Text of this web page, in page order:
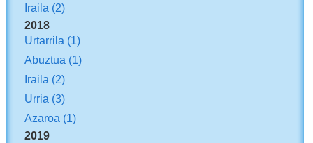
Iraila (2)
2018
Urtarrila (1)
Abuztua (1)
Iraila (2)
Urria (3)
Azaroa (1)
2019